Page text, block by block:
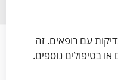
עם רופאים. זה
בטיפולים נוספים.